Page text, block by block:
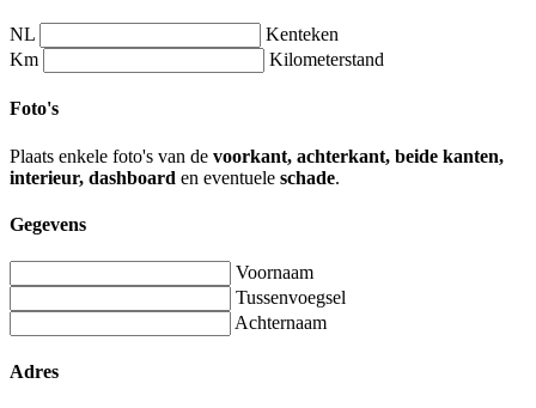
NL
Kenteken
Km
Kilometerstand
Foto's
Plaats enkele foto's van de voorkant, achterkant, beide kanten,
interieur, dashboard en eventuele schade.
Gegevens
Voornaam
Tussenvoegsel
Achternaam
Adres